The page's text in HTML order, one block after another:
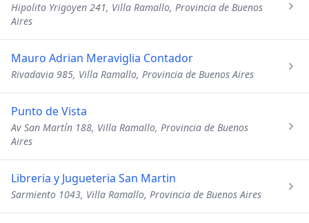
Hipolito Yrigoyen 241, Villa Ramallo, Provincia de Buenos
Aires
Mauro Adrian Meraviglia Contador
Rivadavia 985, Villa Ramallo, Provincia de Buenos Aires
Punto de Vista
Av San Martín 188, Villa Ramallo, Provincia de Buenos
Aires
Libreria y Jugueteria San Martin
Sarmiento 1043, Villa Ramallo, Provincia de Buenos Aires